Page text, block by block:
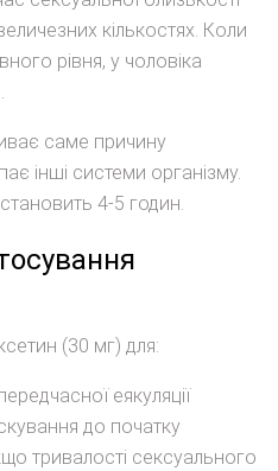
кількостях. Коли
рівня, у чоловіка
саме причину
інші системи організму.
4-5 годин.
(30 мг) для:
еякуляції
до початку
тривалості сексуального